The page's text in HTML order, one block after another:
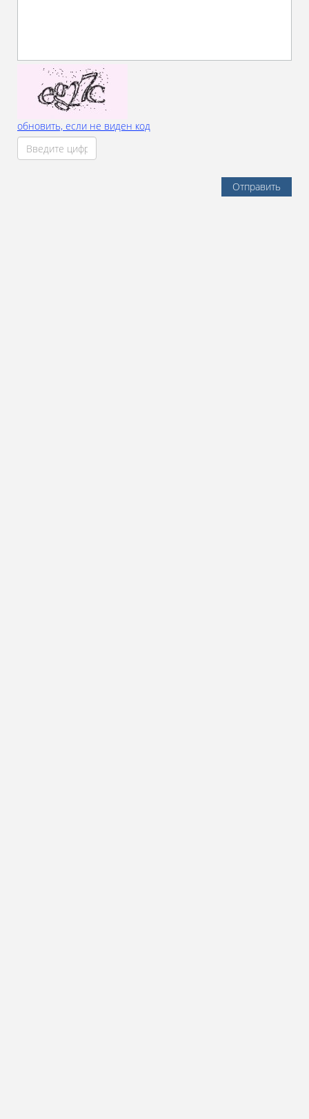
обновить, если не виден код
Отправить